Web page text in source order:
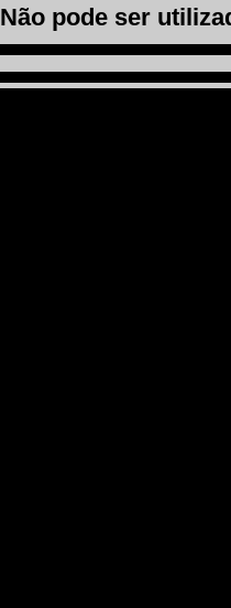
Não pode ser